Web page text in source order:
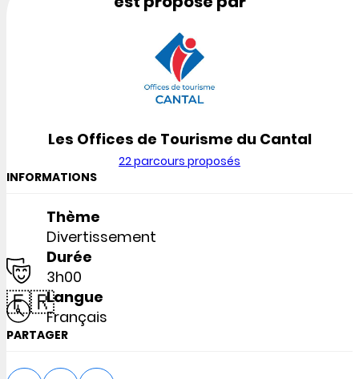
Les Offices de Tourisme du Cantal
22 parcours proposés
INFORMATIONS
Thème
Divertissement
Durée
3h00
🇫🇷Langue
Français
PARTAGER